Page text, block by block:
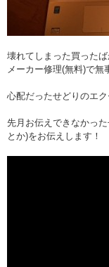
壊れてしまった買った
メーカー修理(無料)で無
心配だったせどりのエ
先月お伝えできなかっ
とか)をお伝えします！